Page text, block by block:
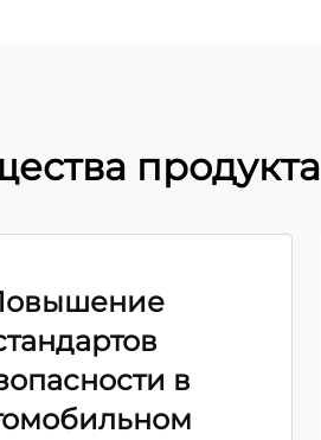
продукта
в